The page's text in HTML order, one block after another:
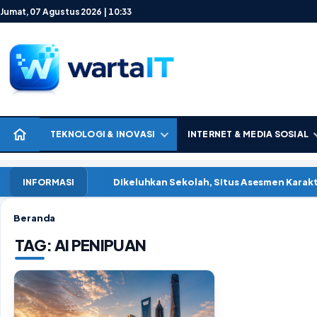
Lewati ke konten
Jumat, 07 Agustus 2026 | 10:33
TEKNOLOGI & INOVASI INTERNET & MEDIA SOSIAL
INFORMASI Dikeluhkan Sekolah, Situs Asesmen
Beranda
TAG:AI PENIPUAN